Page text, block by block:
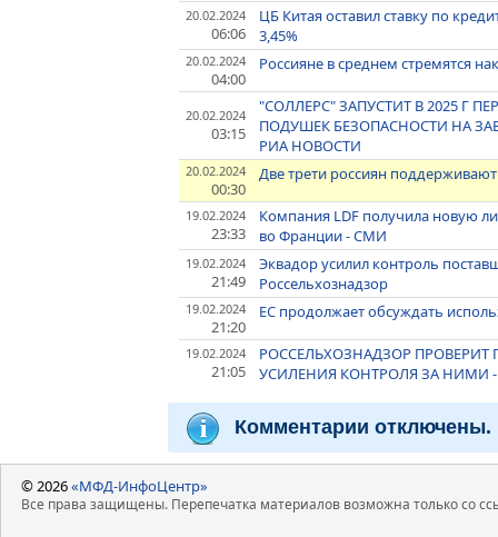
20.02.2024
06:06
ЦБ Китая оставил ставку по
3,45%
20.02.2024
04:00
Россияне в среднем стремятся
20.02.2024
03:15
"СОЛЛЕРС" ЗАПУСТИТ В 2025 Г
ПОДУШЕК БЕЗОПАСНОСТИ НА
РИА НОВОСТИ
20.02.2024
00:30
Две трети россиян
19.02.2024
23:33
Компания LDF получила новую
во Франции - СМИ
19.02.2024
21:49
Эквадор усилил контроль
Россельхознадзор
19.02.2024
21:20
ЕС продолжает обсуждать
19.02.2024
21:05
РОССЕЛЬХОЗНАДЗОР
УСИЛЕНИЯ КОНТРОЛЯ ЗА НИМИ
Комментарии отключены.
© 2026«МФД-ИнфоЦентр»
Все права защищены. Перепечатка материалов возможна только со